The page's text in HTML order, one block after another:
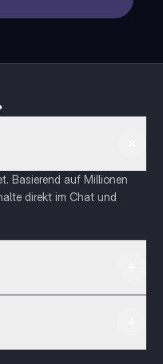
Basierend auf Millionen
direkt im Chat und